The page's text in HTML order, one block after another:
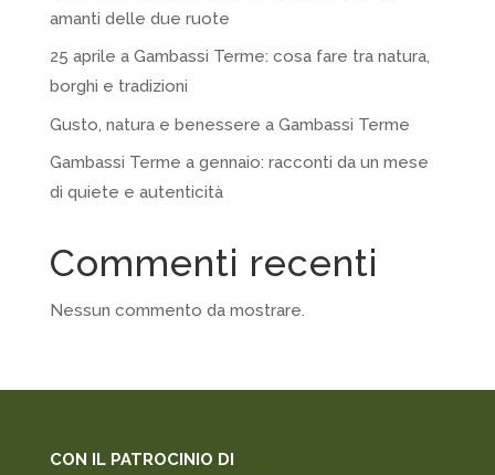
amanti delle due ruote
25 aprile a Gambassi Terme: cosa fare tra natura,
borghi e tradizioni
Gusto, natura e benessere a Gambassi Terme
Gambassi Terme a gennaio: racconti da un mese
di quiete e autenticità
Commenti recenti
Nessun commento da mostrare.
CON IL PATROCINIO DI